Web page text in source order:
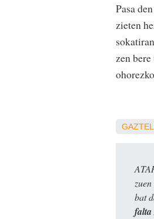
Pasa
zieten
zen
bat
falta